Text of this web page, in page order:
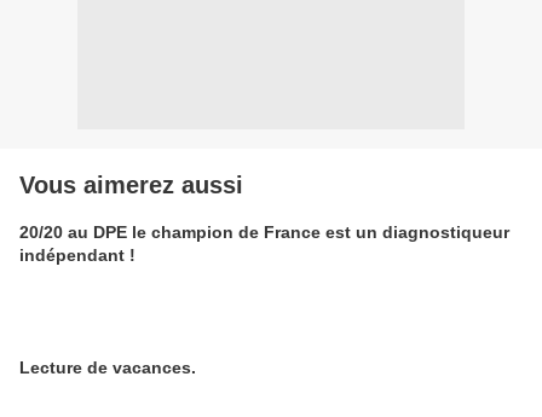
Vous aimerez aussi
20/20 au DPE le champion de France est un diagnostiqueur
indépendant !
Lecture de vacances.